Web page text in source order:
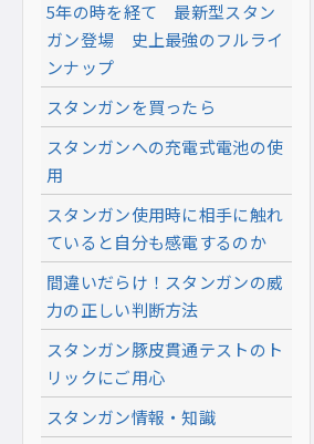
5年の時を経て 最新型スタン
ガン登場 史上最強のフルライ
ンナップ
スタンガンを買ったら
スタンガンへの充電式電池の使
用
スタンガン使用時に相手に触れ
ていると自分も感電するのか
間違いだらけ！スタンガンの威
力の正しい判断方法
スタンガン豚皮貫通テストのト
リックにご用心
スタンガン情報・知識